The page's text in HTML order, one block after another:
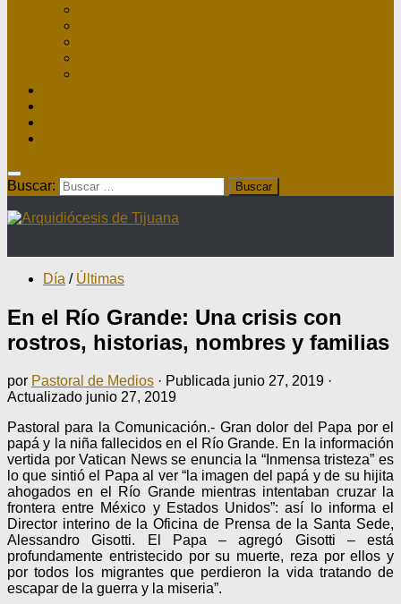
Buscar:
Día / Últimas
En el Río Grande: Una crisis con
rostros, historias, nombres y familias
por Pastoral de Medios · Publicada junio 27, 2019 ·
Actualizado junio 27, 2019
Pastoral para la Comunicación.- Gran dolor del Papa por el
papá y la niña fallecidos en el Río Grande. En la información
vertida por Vatican News se enuncia la “Inmensa tristeza” es
lo que sintió el Papa al ver “la imagen del papá y de su hijita
ahogados en el Río Grande mientras intentaban cruzar la
frontera entre México y Estados Unidos”: así lo informa el
Director interino de la Oficina de Prensa de la Santa Sede,
Alessandro Gisotti. El Papa – agregó Gisotti – está
profundamente entristecido por su muerte, reza por ellos y
por todos los migrantes que perdieron la vida tratando de
escapar de la guerra y la miseria”.